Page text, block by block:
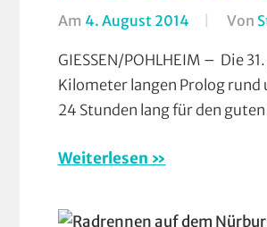
Am 4. August 2014 Von
GIESSEN/POHLHEIM – Die
Kilometer langen Prolog rund
24 Stunden lang für den
Weiterlesen